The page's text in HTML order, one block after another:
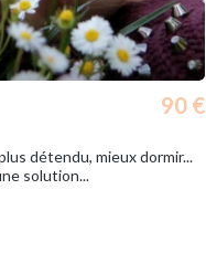
90 €
détendu, mieux dormir...
solution...